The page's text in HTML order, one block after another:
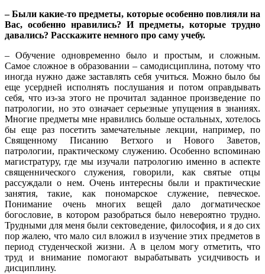
– Были какие-то предметы, которые особенно повлияли на
Вас, особенно нравились? И предметы, которые трудно
давались? Расскажите немного про саму учебу.
– Обучение одновременно было и простым, и сложным.
Самое сложное в образовании – самодисциплина, потому что
иногда нужно даже заставлять себя учиться. Можно было бы
еще усердней исполнять послушания и потом оправдывать
себя, что из-за этого не прочитал заданное произведение по
патрологии, но это означает серьезные упущения в знаниях.
Многие предметы мне нравились больше остальных, хотелось
бы еще раз посетить замечательные лекции, например, по
Священному Писанию Ветхого и Нового Заветов,
патрологии, практическому служению. Особенно вспоминаю
магистратуру, где мы изучали патрологию именно в аспекте
священнического служения, говорили, как святые отцы
рассуждали о нем. Очень интересны были и практические
занятия, такие, как пономарское служение, певческое.
Понимание очень многих вещей дало догматическое
богословие, в котором разобраться было невероятно трудно.
Трудными для меня были сектоведение, философия, и я до сих
пор жалею, что мало сил вложил в изучение этих предметов в
период студенческой жизни. А в целом могу отметить, что
труд и внимание помогают вырабатывать усидчивость и
дисциплину.